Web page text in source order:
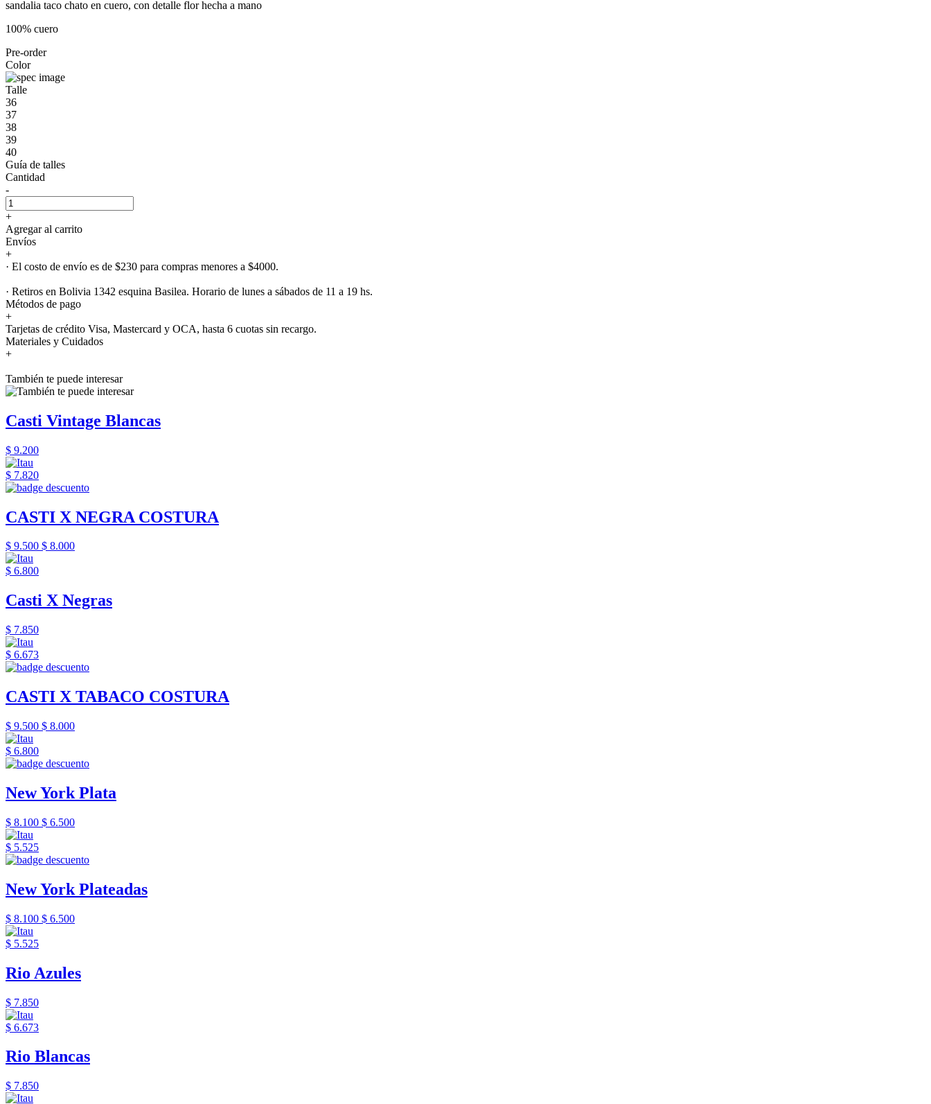
sandalia taco chato en cuero, con detalle flor hecha a mano
100% cuero
Pre-order
Color
Talle
36
37
38
39
40
Guía de talles
Cantidad
-
+
Agregar al carrito
Envíos
+
· El costo de envío es de $230 para compras menores a $4000.
· Retiros en Bolivia 1342 esquina Basilea. Horario de lunes a sábados de 11 a 19 hs.
Métodos de pago
+
Tarjetas de crédito Visa, Mastercard y OCA, hasta 6 cuotas sin recargo.
Materiales y Cuidados
+
También te puede interesar
Casti Vintage Blancas
$ 9.200
$ 7.820
CASTI X NEGRA COSTURA
$ 9.500 $ 8.000
$ 6.800
Casti X Negras
$ 7.850
$ 6.673
CASTI X TABACO COSTURA
$ 9.500 $ 8.000
$ 6.800
New York Plata
$ 8.100 $ 6.500
$ 5.525
New York Plateadas
$ 8.100 $ 6.500
$ 5.525
Rio Azules
$ 7.850
$ 6.673
Rio Blancas
$ 7.850